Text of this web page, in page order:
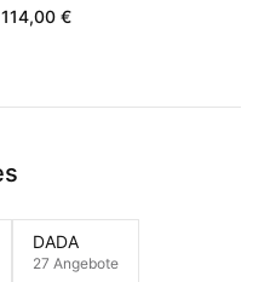
05E141015F
114,00 €
DADA
27 Angebote